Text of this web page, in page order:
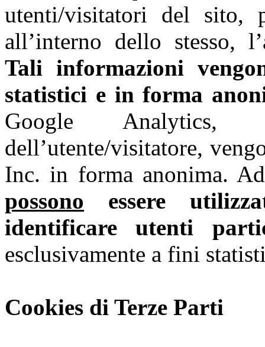
utenti/visitatori del sito,
all’interno dello stesso,
Tali informazioni
statistici e in forma
Google Analytics,
dell’utente/visitatore,
Inc. in forma anonima.
possono essere
identificare utenti
esclusivamente a fini
Cookies di Terze Parti